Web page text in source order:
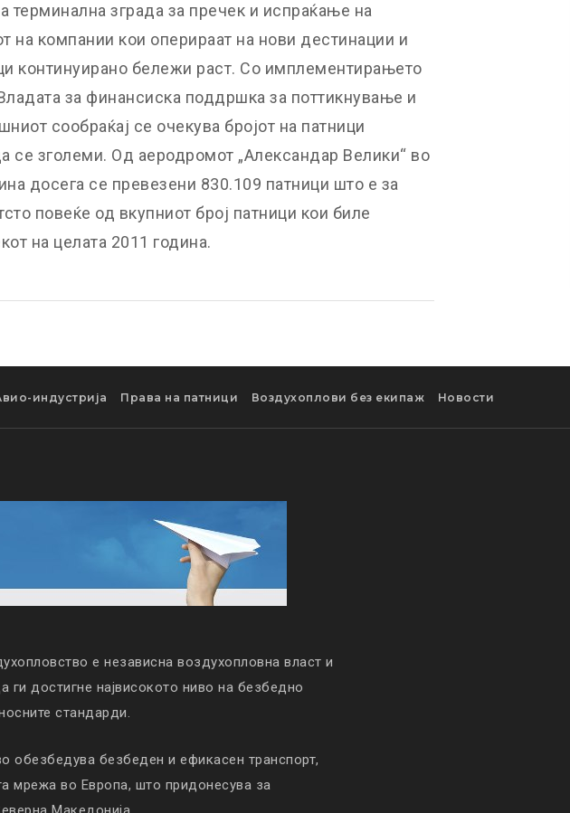
терминална зграда за пречек и испраќање на
на компании кои оперираат на нови дестинации и
континуирано бележи раст. Со имплементирањето
за финансиска поддршка за поттикнување и
сообраќај се очекува бројот на патници
се зголеми. Од аеродромот „Александар Велики“ во
досега се превезени 830.109 патници што е за
повеќе од вкупниот број патници кои биле
на целата 2011 година.
индустрија Права на патници Воздухоплови без екипаж Новости
е независна воздухопловна власт и
ги достигне највисокото ниво на безбедно
стандарди.
обезбедува безбеден и ефикасен транспорт,
мрежа во Европа, што придонесува за